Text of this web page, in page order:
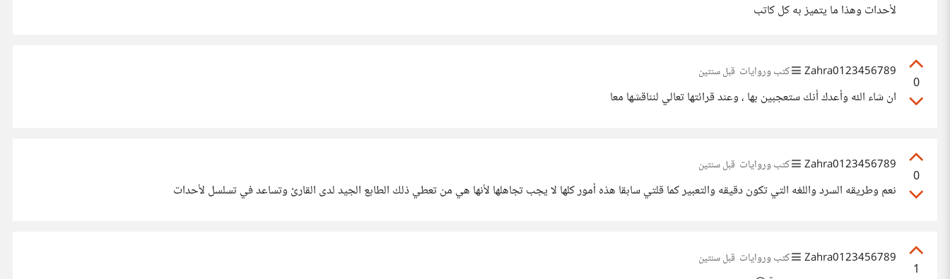
لأحدات وهذا ما يتميز به كل كاتب
0
Zahra0123456789 كتب وروايات قبل سنتين
ان شاء الله وأعدك أنك ستعجبين بها ، وعند قرائتها تعالي لنناقشها معا
0
Zahra0123456789 كتب وروايات قبل سنتين
نعم وطريقه السرد واللغه التي تكون دقيقه والتعبير كما قلتي سابقا هذه أمور كلها لا يجب تجاهلها لأنها هي من تعطي ذلك الطابع الجيد لدى القارئ وتساعد في تسلسل لأحدات
1
Zahra0123456789 كتب وروايات قبل سنتين